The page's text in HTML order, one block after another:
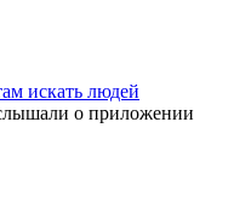
искать людей
о приложении